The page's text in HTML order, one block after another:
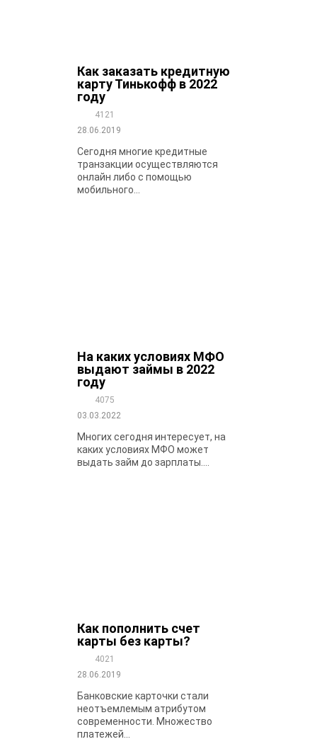
Как заказать кредитную
карту Тинькофф в 2022
году
4121
28.06.2019
Сегодня многие кредитные
транзакции осуществляются
онлайн либо с помощью
мобильного...
На каких условиях МФО
выдают займы в 2022
году
4075
03.03.2022
Многих сегодня интересует, на
каких условиях МФО может
выдать займ до зарплаты....
Как пополнить счет
карты без карты?
4021
28.06.2019
Банковские карточки стали
неотъемлемым атрибутом
современности. Множество
платежей...